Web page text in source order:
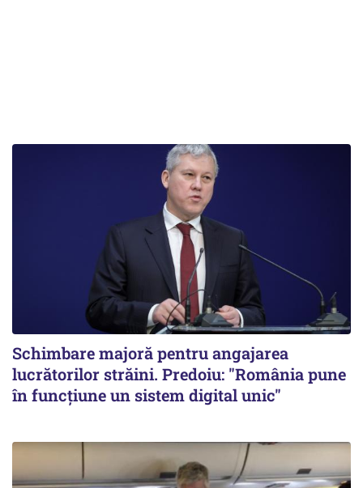
Schimbare majoră pentru angajarea
lucrătorilor străini. Predoiu: "România pune
în funcțiune un sistem digital unic"